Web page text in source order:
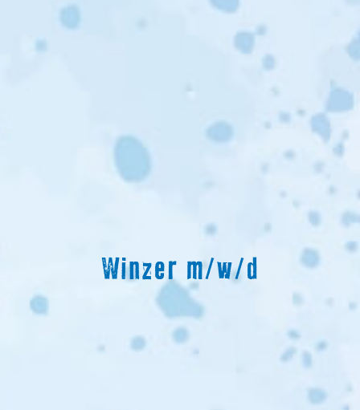
Winzer m/w/d